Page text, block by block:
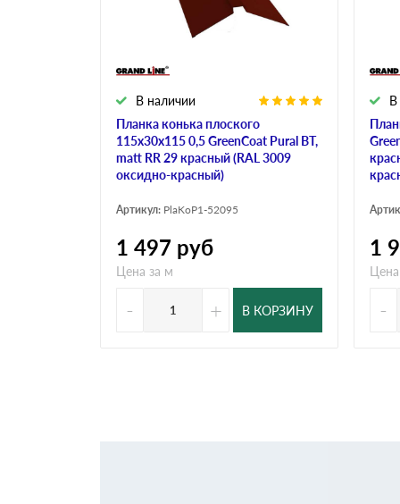
Планка конька плоского
115х30х115 0,5 GreenCoat Pural BT,
matt RR 29 красный (RAL 3009
оксидно-красный)
В наличии
Артикул: PlaKoP1-52095
1 497 руб
Цена за м
- + В КОРЗИНУ
В
1
-